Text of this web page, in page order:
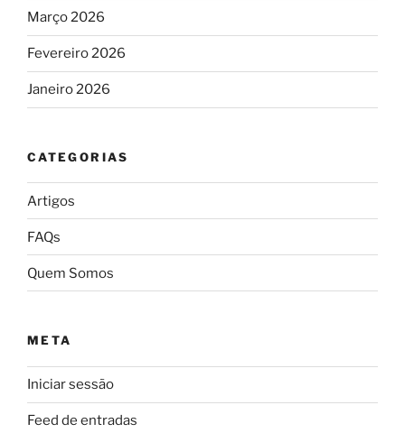
Março 2026
Fevereiro 2026
Janeiro 2026
CATEGORIAS
Artigos
FAQs
Quem Somos
META
Iniciar sessão
Feed de entradas